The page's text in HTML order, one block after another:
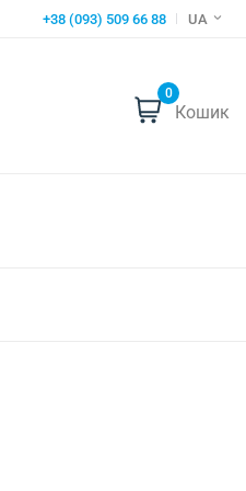
+38 (093) 509 66 88 UA
0
Кошик